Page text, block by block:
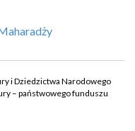
i Dziedzictwa Narodowego
– państwowego funduszu